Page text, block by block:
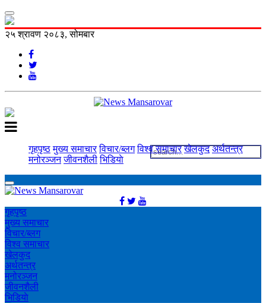
२५ श्रावण २०८३, सोमबार
गृहपृष्ठ मुख्य समाचार विचार/ब्लग विश्व समाचार खेलकुद अर्थतन्त्र
मनोरञ्‍जन जीवनशैली भिडियाे
गृहपृष्ठ
मुख्य समाचार
विचार/ब्लग
विश्व समाचार
खेलकुद
अर्थतन्त्र
मनोरञ्‍जन
जीवनशैली
भिडियाे